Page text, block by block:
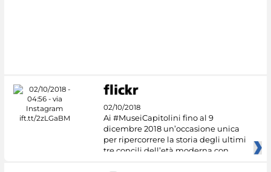
02/10/2018
Ai #MuseiCapitolini fino al 9
dicembre 2018 un’occasione unica
per ripercorrere la storia degli ultimi
tre concili dell’età moderna con